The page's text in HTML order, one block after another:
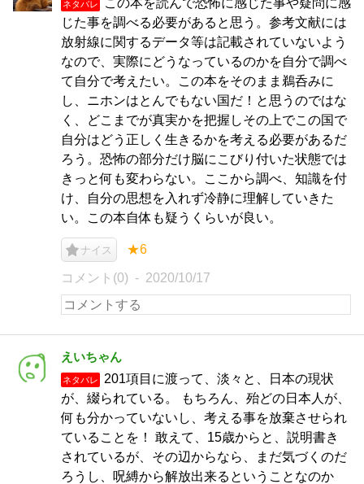
ネタバレ
この本を読んで恐怖に感じた事や疑問に感
じた事を調べる必要があると思う。参考文献には
放射線に関するデータ等は記載されていないよう
なので、実際にどうなっているのかを自分で調べ
て自分で考えたい。この本をそのまま鵜呑みに
し、ニホンはとんでもない国だ！と思うのではな
く、どこまでが真実かを把握しその上でこの国で
自分はどう正しく生きるかを考える必要があるだ
ろう。恐怖の部分だけ脳にこびり付いた状態では
きっと何も変わらない。ここから調べ、知識を付
け、自分の思想を入れず冷静に理解していきた
い。この本自体も疑うくらいが良い。
ナイス ★6
コメント(0) 2020/10/17
えいちゃん
ネタバレ
201項目に渡って、淡々と、日本の現状
が、綴られている。 もちろん、殆どの日本人が、
何も分かっていないし、考える事を放棄させられ
ていることを！ 敢えて、15歳からと、説明書き
されているが、その辺からなら、まだ気づくのだ
ろうし、呪縛から解放出来るということなのか